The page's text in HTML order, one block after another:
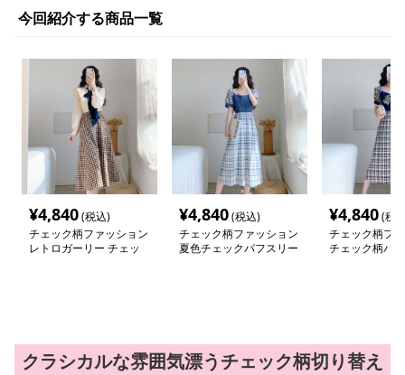
今回紹介する商品一覧
¥4,840(税込)
チェック柄ファッション
レトロガーリー チェッ
¥4,840(税込)
チェック柄ファッション
夏色チェックパフスリー
¥4,840(税
チェック柄フ
チェック柄パ
クラシカルな雰囲気漂うチェック柄切り替え